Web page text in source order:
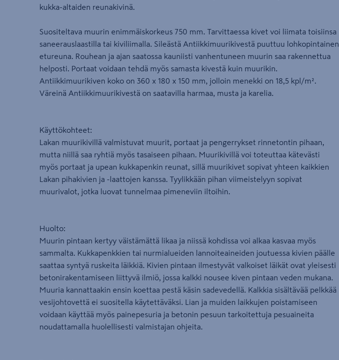
kukka-altaiden reunakivinä.
Suositeltava muurin enimmäiskorkeus 750 mm. Tarvittaessa kivet voi liimata toisiinsa
saneerauslaastilla tai kiviliimalla. Sileästä Antiikkimuurikivestä puuttuu lohkopintainen
etureuna. Rouhean ja ajan saatossa kauniisti vanhentuneen muurin saa rakennettua
helposti. Portaat voidaan tehdä myös samasta kivestä kuin muurikin.
Antiikkimuurikiven koko on 360 x 180 x 150 mm, jolloin menekki on 18,5 kpl/m².
Väreinä Antiikkimuurikivestä on saatavilla harmaa, musta ja karelia.
Käyttökohteet:
Lakan muurikivillä valmistuvat muurit, portaat ja pengerrykset rinnetontin pihaan,
mutta niillä saa ryhtiä myös tasaiseen pihaan. Muurikivillä voi toteuttaa kätevästi
myös portaat ja upean kukkapenkin reunat, sillä muurikivet sopivat yhteen kaikkien
Lakan pihakivien ja -laattojen kanssa. Tyylikkään pihan viimeistelyyn sopivat
muurivalot, jotka luovat tunnelmaa pimeneviin iltoihin.
Huolto:
Muurin pintaan kertyy väistämättä likaa ja niissä kohdissa voi alkaa kasvaa myös
sammalta. Kukkapenkkien tai nurmialueiden lannoiteaineiden joutuessa kivien päälle
saattaa syntyä ruskeita läikkiä. Kivien pintaan ilmestyvät valkoiset läikät ovat yleisesti
betonirakentamiseen liittyvä ilmiö, jossa kalkki nousee kiven pintaan veden mukana.
Muuria kannattaakin ensin koettaa pestä käsin sadevedellä. Kalkkia sisältävää pelkkää
vesijohtovettä ei suositella käytettäväksi. Lian ja muiden laikkujen poistamiseen
voidaan käyttää myös painepesuria ja betonin pesuun tarkoitettuja pesuaineita
noudattamalla huolellisesti valmistajan ohjeita.